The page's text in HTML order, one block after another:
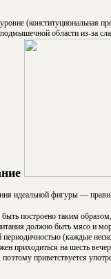
(конституциональная
области из-за
идеальной фигуры —
построено таким
должно быть мясо и
периодичностью (каждые
приходиться на шесть
приветствуется